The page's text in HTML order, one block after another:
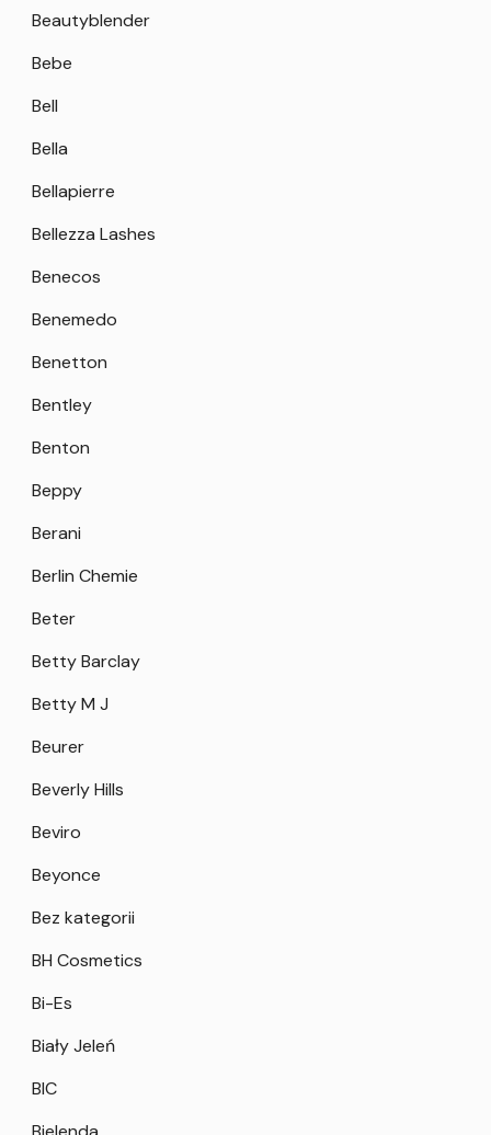
Beautyblender
Bebe
Bell
Bella
Bellapierre
Bellezza Lashes
Benecos
Benemedo
Benetton
Bentley
Benton
Beppy
Berani
Berlin Chemie
Beter
Betty Barclay
Betty M J
Beurer
Beverly Hills
Beviro
Beyonce
Bez kategorii
BH Cosmetics
Bi-Es
Biały Jeleń
BIC